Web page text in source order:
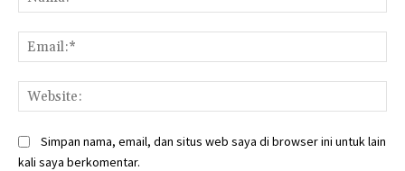
Simpan nama, email, dan situs web saya di browser ini untuk lain
kali saya berkomentar.